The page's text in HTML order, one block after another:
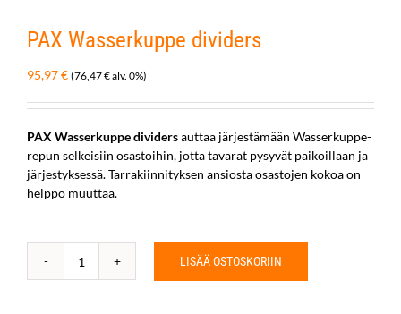
PAX Wasserkuppe dividers
95,97€ (76,47€alv. 0%)
PAX Wasserkuppe dividersauttaa järjestämään Wasserkuppe-
repun selkeisiin osastoihin, jotta tavarat pysyvät paikoillaan ja
järjestyksessä. Tarrakiinnityksen ansiosta osastojen kokoa on
helppo muuttaa.
PAX
LISÄÄ OSTOSKORIIN